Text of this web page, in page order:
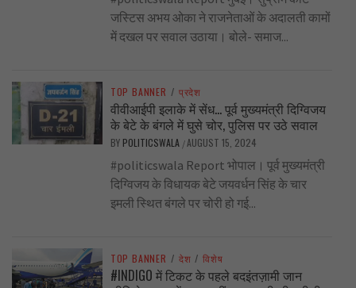
जस्टिस अभय ओका ने राजनेताओं के अदालती कामों
में दखल पर सवाल उठाया। बोले- समाज...
TOP BANNER / प्रदेश
वीवीआईपी इलाके में सेंध… पूर्व मुख्यमंत्री दिग्विजय
के बेटे के बंगले में घुसे चोर, पुलिस पर उठे सवाल
BY POLITICSWALA /AUGUST 15, 2024
#politicswala Report भोपाल। पूर्व मुख्यमंत्री
दिग्विजय के विधायक बेटे जयवर्धन सिंह के चार
इमली स्थित बंगले पर चोरी हो गई...
TOP BANNER / देश / विशेष
#INDIGO में टिकट के पहले बदइंतज़ामी जान